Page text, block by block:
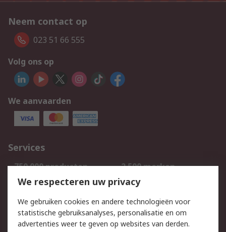
Neem contact op
023 51 66 555
Volg ons op
We aanvaarden
Services
750.000 producten
2.500 merken
Bestellen
Inkoopoplossingen
Track & Trace
We respecteren uw privacy
We gebruiken cookies en andere technologieën voor
statistische gebruiksanalyses, personalisatie en om
advertenties weer te geven op websites van derden.